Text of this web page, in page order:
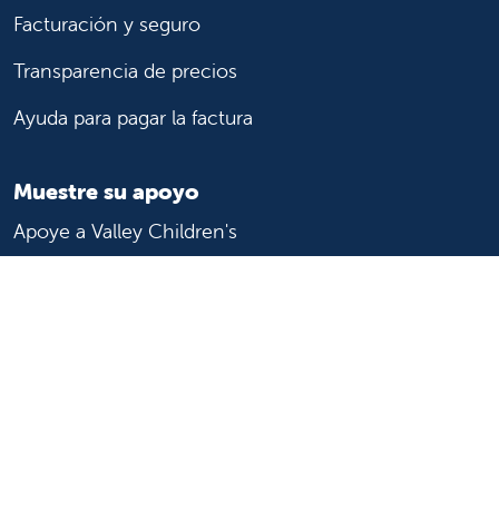
Facturación y seguro
Transparencia de precios
Ayuda para pagar la factura
Muestre su apoyo
Apoye a Valley Children's